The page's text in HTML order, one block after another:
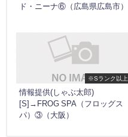
ド・ニーナ⑥（広島県広島市）
※Sランク以上
情報提供(しゃぶ太郎)
[S]→FROG SPA（フロッグス
パ）③（大阪）